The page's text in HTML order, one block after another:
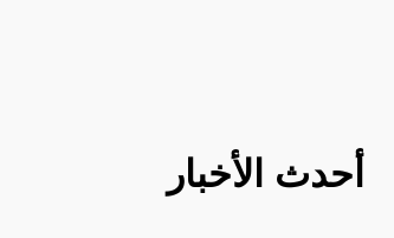
أحدث الأخبار